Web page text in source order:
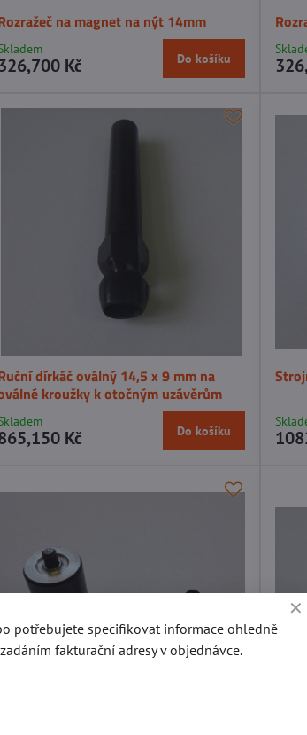
na magnet na nýt 14mm
Kč Do košíku
dírkáč oválný 14,5 x 9 mm na
kroužky k otočným uzávěrům
Kč Do košíku
potřebujete specifikovat informace ohledně
fakturační adresy v objednávce.